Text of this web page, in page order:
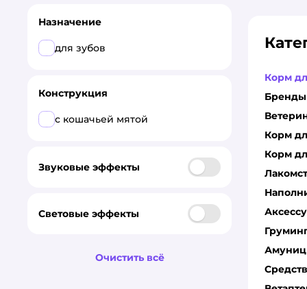
Корм
Бренды
Корм
Корм
Мультидом
Все
Fancy pets
Назначение
для зубов
Конструкция
с кошачьей мятой
Звуковые эффекты
Световые эффекты
Очистить всё